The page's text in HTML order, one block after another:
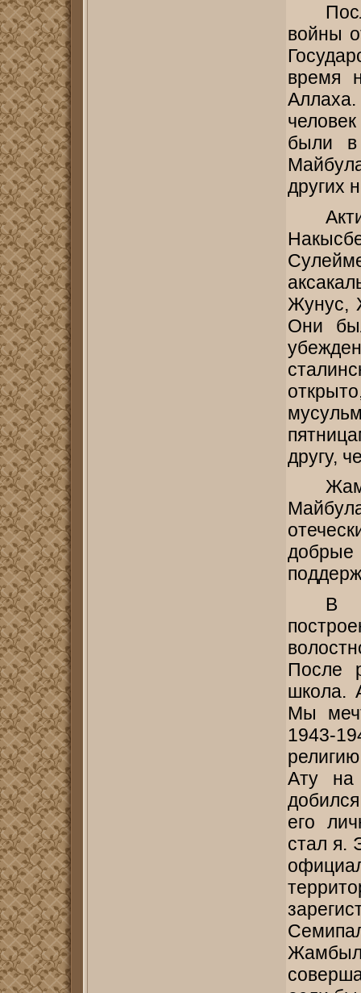
войны
время
были в
других
Жунус,
Они
другу,
В
После
школа.
Мы
1943-
Ату
его
стал я.